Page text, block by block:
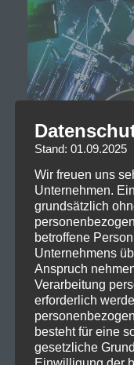
Stand: 01.09.2025
Wir freuen uns
Unternehmen.
grundsätzlich
betroffene
Unternehmens
Anspruch
Verarbeitung
erforderlich
besteht für eine
gesetzliche